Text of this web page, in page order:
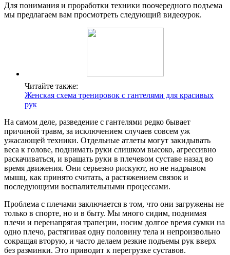
Для понимания и проработки техники поочередного подъема
мы предлагаем вам просмотреть следующий видеоурок.
Читайте также:
Женская схема тренировок с гантелями для красивых
рук
На самом деле, разведение с гантелями редко бывает
причиной травм, за исключением случаев совсем уж
ужасающей техники. Отдельные атлеты могут закидывать
веса к голове, поднимать руки слишком высоко, агрессивно
раскачиваться, и вращать руки в плечевом суставе назад во
время движения. Они серьезно рискуют, но не надрывом
мышц, как принято считать, а растяжением связок и
последующими воспалительными процессами.
Проблема с плечами заключается в том, что они загружены не
только в спорте, но и в быту. Мы много сидим, поднимая
плечи и перенапрягая трапеции, носим долгое время сумки на
одно плечо, растягивая одну половину тела и непроизвольно
сокращая вторую, и часто делаем резкие подъемы рук вверх
без разминки. Это приводит к перегрузке суставов.